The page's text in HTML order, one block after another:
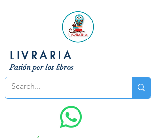
LIVRARIA
Pasión por los libros